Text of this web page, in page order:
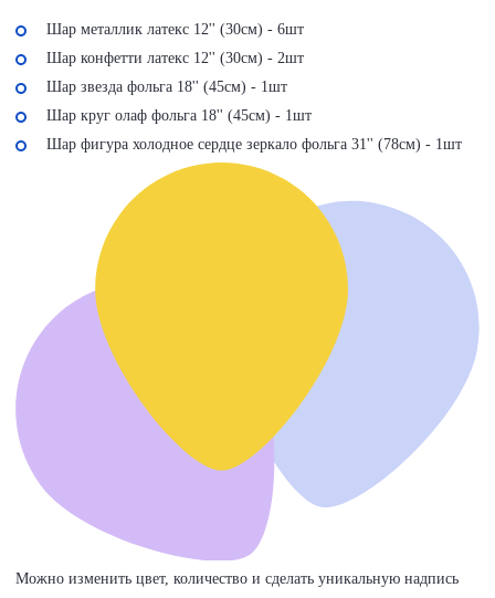
Шар металлик латекс 12'' (30см) - 6шт
Шар конфетти латекс 12'' (30см) - 2шт
Шар звезда фольга 18'' (45см) - 1шт
Шар круг олаф фольга 18'' (45см) - 1шт
Шар фигура холодное сердце зеркало фольга 31'' (78см) - 1шт
Можно изменить цвет, количество и сделать уникальную надпись